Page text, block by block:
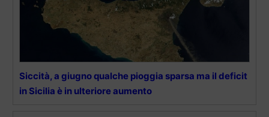
Siccità, a giugno qualche pioggia sparsa ma il deficit
in Sicilia è in ulteriore aumento